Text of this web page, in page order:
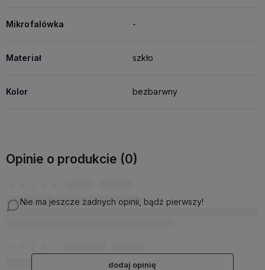
Mikrofalówka -
Materiał szkło
Kolor bezbarwny
Opinie o produkcie (0)
Nie ma jeszcze żadnych opinii, bądź pierwszy!
dodaj opinię